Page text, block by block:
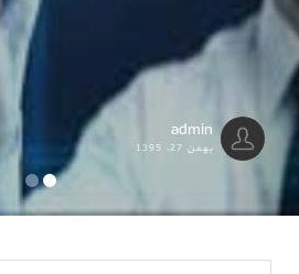
admin
بهمن 27, 1395